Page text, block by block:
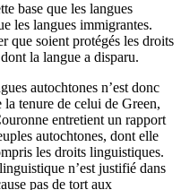
base que les langues
les langues immigrantes.
que soient protégés les droits
la langue a disparu.
autochtones n’est donc
tenure de celui de Green,
entretient un rapport
autochtones, dont elle
les droits linguistiques.
n’est justifié dans
pas de tort aux